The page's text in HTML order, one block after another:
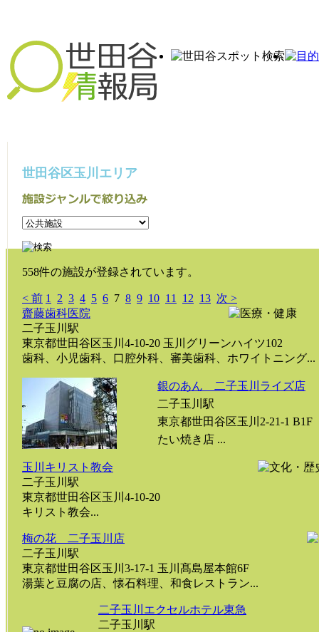
世田谷区玉川エリア
558件の施設が登録されています。
< 前 1 2 3 4 5 6 7 8 9 10 11 12 13 次 >
齋藤歯科医院
二子玉川駅
東京都世田谷区玉川4-10-20 玉川グリーンハイツ102
歯科、小児歯科、口腔外科、審美歯科、ホワイトニング...
銀のあん 二子玉川ライズ店
二子玉川駅
東京都世田谷区玉川2-21-1 B1F
たい焼き店 ...
玉川キリスト教会
二子玉川駅
東京都世田谷区玉川4-10-20
キリスト教会...
梅の花 二子玉川店
二子玉川駅
東京都世田谷区玉川3-17-1 玉川髙島屋本館6F
湯葉と豆腐の店、懐石料理、和食レストラン...
二子玉川エクセルホテル東急
二子玉川駅